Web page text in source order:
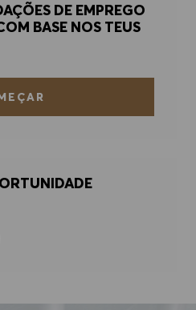
DE EMPREGO
BASE NOS TEUS
LinkedIndo Facebook
por e-mail